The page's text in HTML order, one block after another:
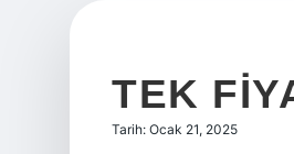
TEK
Tarih: Ocak 21, 2025